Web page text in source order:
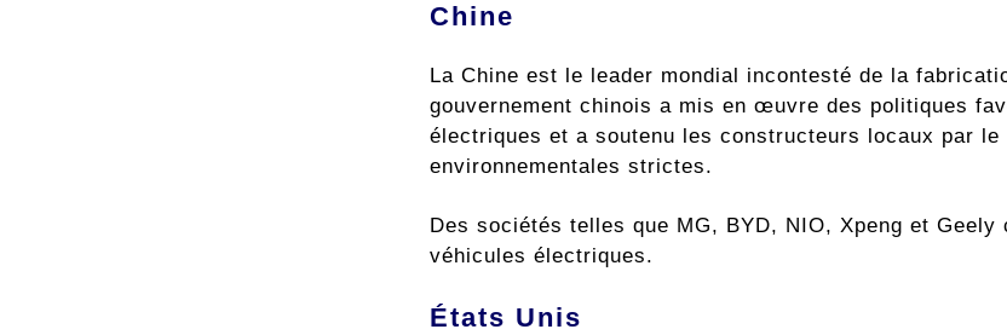
Chine
La Chine est le leader mondial incontesté de la
gouvernement chinois a mis en œuvre des politiques
électriques et a soutenu les constructeurs locaux par
environnementales strictes.
Des sociétés telles que MG, BYD, NIO, Xpeng et
véhicules électriques.
États Unis